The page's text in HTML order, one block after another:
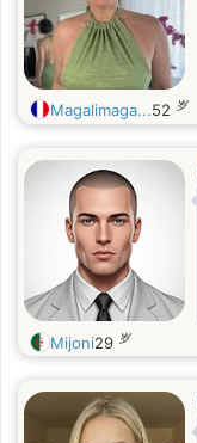
Magalimaga...52 岁
Mijoni29 岁